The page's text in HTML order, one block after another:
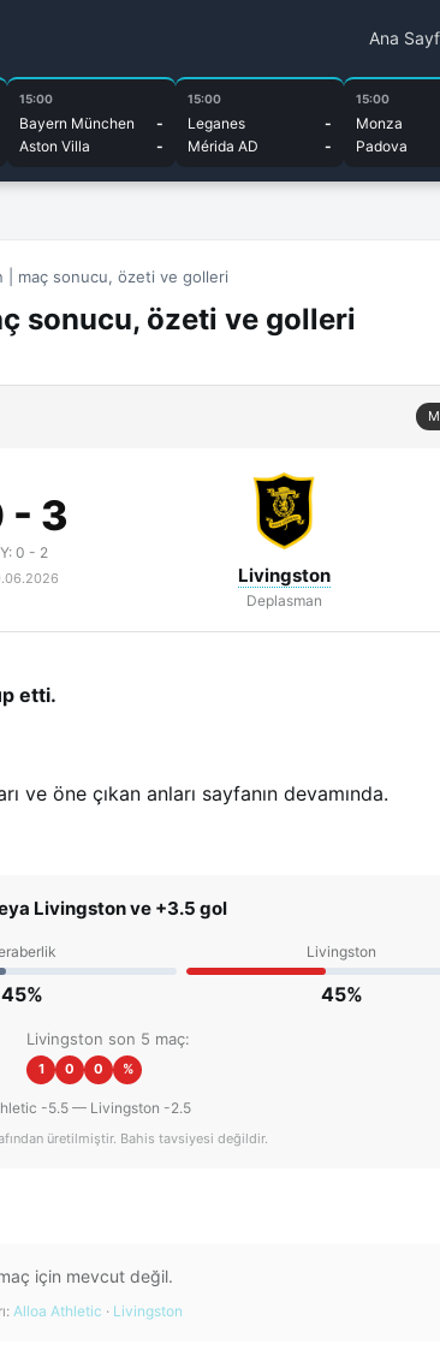
Ana
15:00
Bayern München
-
Aston Villa
-
15:00
Leganes
-
Mérida AD
-
15:00
Monza
Padova
maç sonucu, özeti ve golleri
sonucu, özeti ve golleri
- 3
0 - 2
Livingston
Deplasman
etti.
öne çıkan anları sayfanın devamında.
Livingston ve +3.5 gol
45%
Livingston
45%
Livingston son 5 maç:
1 0 0 %
-5.5 — Livingston -2.5
üretilmiştir. Bahis tavsiyesi değildir.
için mevcut değil.
Alloa Athletic · Livingston